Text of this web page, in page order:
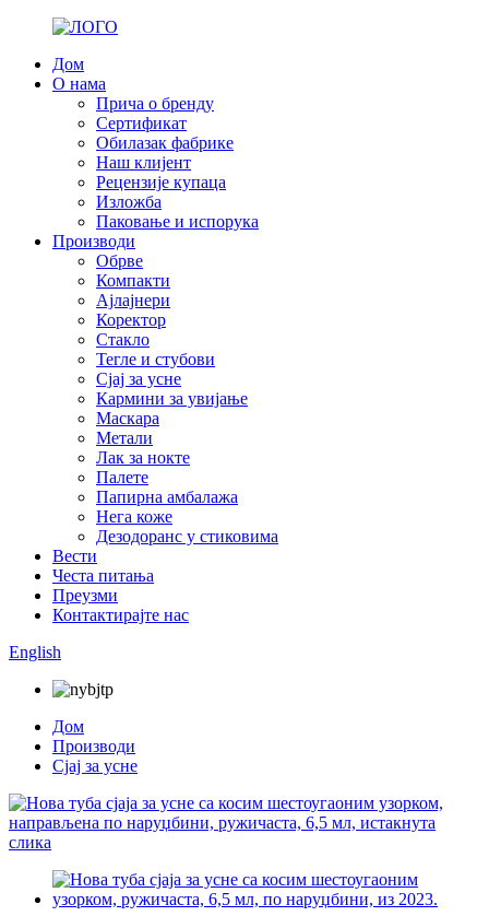
Дом
О нама
Прича о бренду
Сертификат
Обилазак фабрике
Наш клијент
Рецензије купаца
Изложба
Паковање и испорука
Производи
Обрве
Компакти
Ајлајнери
Коректор
Стакло
Тегле и стубови
Сјај за усне
Кармини за увијање
Маскара
Метали
Лак за нокте
Палете
Папирна амбалажа
Нега коже
Дезодоранс у стиковима
Вести
Честа питања
Преузми
Контактирајте нас
English
Дом
Производи
Сјај за усне